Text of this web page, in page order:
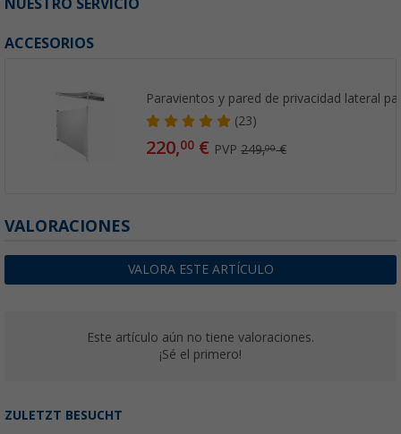
NUESTRO SERVICIO
ACCESORIOS
Paravientos y pared de privacidad lateral
(23)
220,00 € PVP249,00€
VALORACIONES
VALORA ESTE ARTÍCULO
Este artículo aún no tiene valoraciones.
¡Sé el primero!
ZULETZT BESUCHT